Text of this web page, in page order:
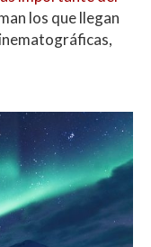
los que llegan